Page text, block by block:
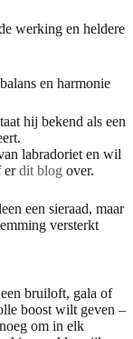
werking en heldere
en harmonie
hij bekend als een
labradoriet en wil
erdit blog over.
een sieraad, maar
versterkt
bruiloft, gala of
boost wilt geven –
om in elk